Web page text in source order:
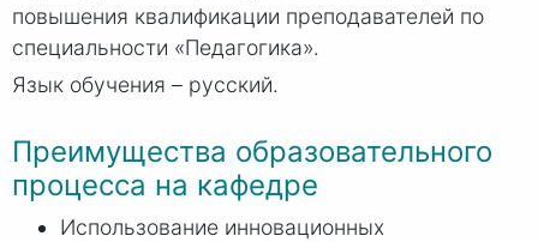
повышения квалификации преподавателей по
специальности «Педагогика».
Язык обучения – русский.
Преимущества образовательного
процесса на кафедре
Использование инновационных